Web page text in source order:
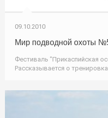
09.10.2010
Мир подводной охоты
Фестиваль "Прикаспийская
Рассказывается о